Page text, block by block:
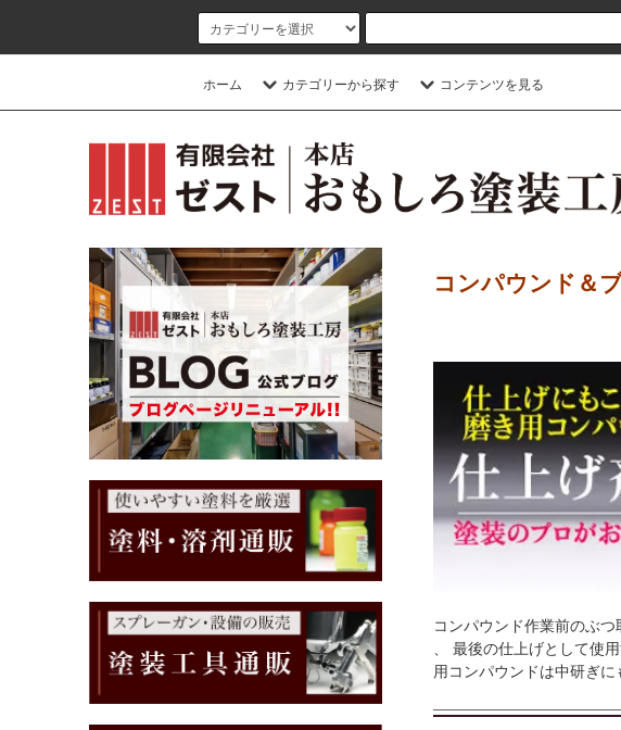
ホーム カテゴリーから探す コンテンツを見る
コンパウンド＆
コンパウンド作業前のぶ
、 最後の仕上げとして使
用コンパウンドは中研ぎに